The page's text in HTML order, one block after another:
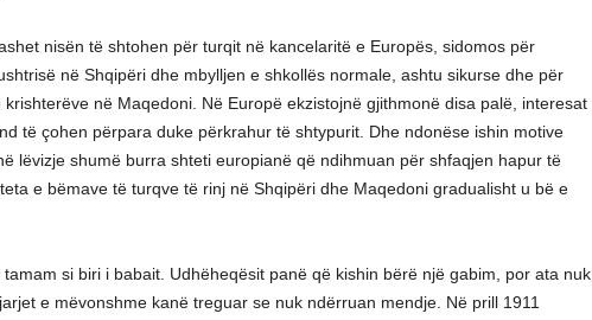
nisën të shtohen për turqit në kancelaritë e Europës, sidomos për
në Shqipëri dhe mbylljen e shkollës normale, ashtu sikurse dhe për
në Maqedoni. Në Europë ekzistojnë gjithmonë disa palë, interesat
të çohen përpara duke përkrahur të shtypurit. Dhe ndonëse ishin motive
lëvizje shumë burra shteti europianë që ndihmuan për shfaqjen hapur të
e bëmave të turqve të rinj në Shqipëri dhe Maqedoni gradualisht u bë e
si biri i babait. Udhëheqësit panë që kishin bërë një gabim, por ata nuk
e mëvonshme kanë treguar se nuk ndërruan mendje. Në prill 1911